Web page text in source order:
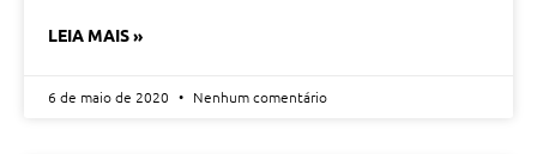
LEIA MAIS »
6 de maio de 2020 Nenhum comentário